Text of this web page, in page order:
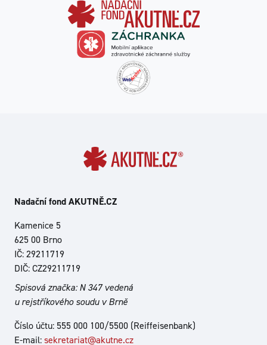
Nadační fond AKUTNĚ.CZ
Kamenice 5
625 00 Brno
IČ: 29211719
DIČ: CZ29211719
Spisová značka: N 347 vedená
u rejstříkového soudu v Brně
Číslo účtu: 555 000 100/5500 (Reiffeisenbank)
E-mail:sekretariat@akutne.cz